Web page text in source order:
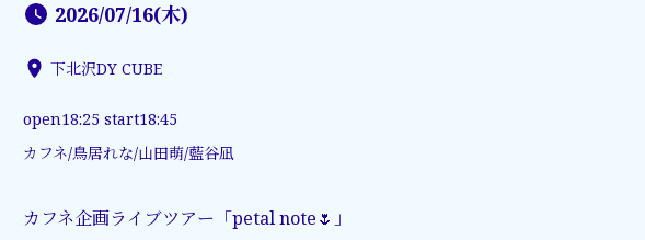
2026/07/16(木)
下北沢DY CUBE
open18:25 start18:45
カフネ/鳥居れな/山田萌/藍谷凪
カフネ企画ライブツアー「petal note🌷」